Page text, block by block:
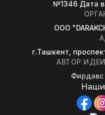
№1346 Дата
OOO
г.Ташкент,
АВТОР
Фирдавс
Наши